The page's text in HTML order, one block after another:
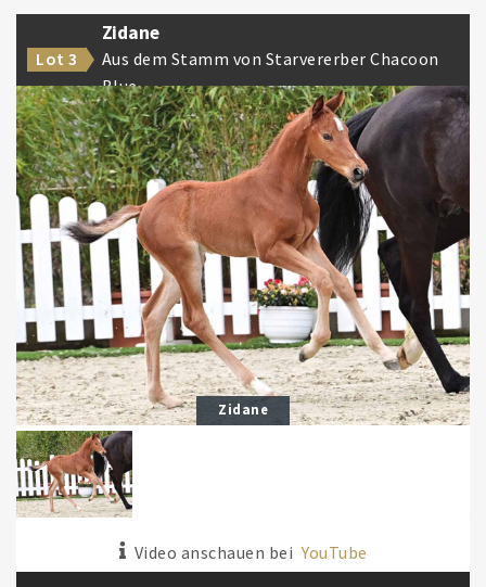
Lot 3
Zidane
Aus dem Stamm von Starvererber Chacoon
Blue
Zidane
Video anschauen bei YouTube